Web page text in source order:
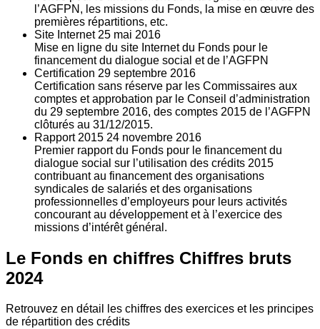
l’AGFPN, les missions du Fonds, la mise en œuvre des
premières répartitions, etc.
Site Internet 25 mai 2016
Mise en ligne du site Internet du Fonds pour le
financement du dialogue social et de l’AGFPN
Certification 29 septembre 2016
Certification sans réserve par les Commissaires aux
comptes et approbation par le Conseil d’administration
du 29 septembre 2016, des comptes 2015 de l’AGFPN
clôturés au 31/12/2015.
Rapport 2015 24 novembre 2016
Premier rapport du Fonds pour le financement du
dialogue social sur l’utilisation des crédits 2015
contribuant au financement des organisations
syndicales de salariés et des organisations
professionnelles d’employeurs pour leurs activités
concourant au développement et à l’exercice des
missions d’intérêt général.
Le Fonds en chiffres Chiffres bruts
2024
Retrouvez en détail les chiffres des exercices et les principes
de répartition des crédits